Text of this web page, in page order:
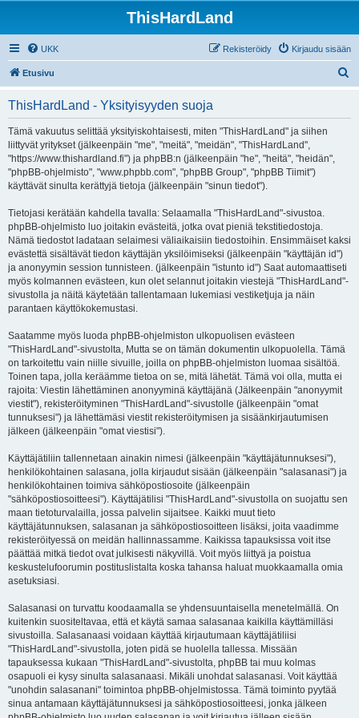
ThisHardLand
UKK Kirjaudu sisään
Rekisteröidy
Etusivu
ThisHardLand - Yksityisyyden suoja
Tämä vakuutus selittää yksityiskohtaisesti, miten "ThisHardLand" ja siihen
liittyvät yritykset (jälkeenpäin "me", "meitä", "meidän", "ThisHardLand",
"https://www.thishardland.fi") ja phpBB:n (jälkeenpäin "he", "heitä", "heidän",
"phpBB-ohjelmisto", "www.phpbb.com", "phpBB Group", "phpBB Tiimit")
käyttävät sinulta kerättyjä tietoja (jälkeenpäin "sinun tiedot").
Tietojasi kerätään kahdella tavalla: Selaamalla "ThisHardLand"-sivustoa.
phpBB-ohjelmisto luo joitakin evästeitä, jotka ovat pieniä tekstitiedostoja.
Nämä tiedostot ladataan selaimesi väliaikaisiin tiedostoihin. Ensimmäiset kaksi
evästettä sisältävät tiedon käyttäjän yksilöimiseksi (jälkeenpäin "käyttäjän id")
ja anonyymin session tunnisteen. (jälkeenpäin "istunto id") Saat automaattiseti
myös kolmannen evästeen, kun olet selannut joitakin viestejä "ThisHardLand"-
sivustolla ja näitä käytetään tallentamaan lukemiasi vestiketjuja ja näin
parantaen käyttökokemustasi.
Saatamme myös luoda phpBB-ohjelmiston ulkopuolisen evästeen
"ThisHardLand"-sivustolta, Mutta se on tämän dokumentin ulkopuolella. Tämä
on tarkoitettu vain niille sivuille, joilla on phpBB-ohjelmiston luomaa sisältöä.
Toinen tapa, jolla keräämme tietoa on se, mitä lähetät. Tämä voi olla, mutta ei
rajoita: Viestin lähettäminen anonyyminä käyttäjänä (Jälkeenpäin "anonyymit
viestit"), rekisteröityminen "ThisHardLand"-sivustolle (jälkeenpäin "omat
tunnuksesi") ja lähettämäsi viestit rekisteröitymisen ja sisäänkirjautumisen
jälkeen (jälkeenpäin "omat viestisi").
Käyttäjätiliin tallennetaan ainakin nimesi (jälkeenpäin "käyttäjätunnuksesi"),
henkilökohtainen salasana, jolla kirjaudut sisään (jälkeenpäin "salasanasi") ja
henkilökohtainen toimiva sähköpostiosoite (jälkeenpäin
"sähköpostiosoitteesi"). Käyttäjätilisi "ThisHardLand"-sivustolla on suojattu sen
maan tietoturvalailla, jossa palvelin sijaitsee. Kaikki muut tieto
käyttäjätunnuksen, salasanan ja sähköpostiosoitteen lisäksi, joita vaadimme
rekisteröityessä on meidän hallinnassamme. Kaikissa tapauksissa voit itse
päättää mitkä tiedot ovat julkisesti näkyvillä. Voit myös liittyä ja poistua
keskustelufoorumin postituslistalta koska tahansa haluat muokkaamalla omia
asetuksiasi.
Salasanasi on turvattu koodaamalla se yhdensuuntaisella menetelmällä. On
kuitenkin suositeltavaa, että et käytä samaa salasanaa kaikilla käyttämilläsi
sivustoilla. Salasanaasi voidaan käyttää kirjautumaan käyttäjätiliisi
"ThisHardLand"-sivustolla, joten pidä se huolella tallessa. Missään
tapauksessa kukaan "ThisHardLand"-sivustolta, phpBB tai muu kolmas
osapuoli ei kysy sinulta salasanaasi. Mikäli unohdat salasanasi. Voit käyttää
"unohdin salasanani" toimintoa phpBB-ohjelmistossa. Tämä toiminto pyytää
sinua antamaan käyttäjätunnuksesi ja sähköpostiosoitteesi, jonka jälkeen